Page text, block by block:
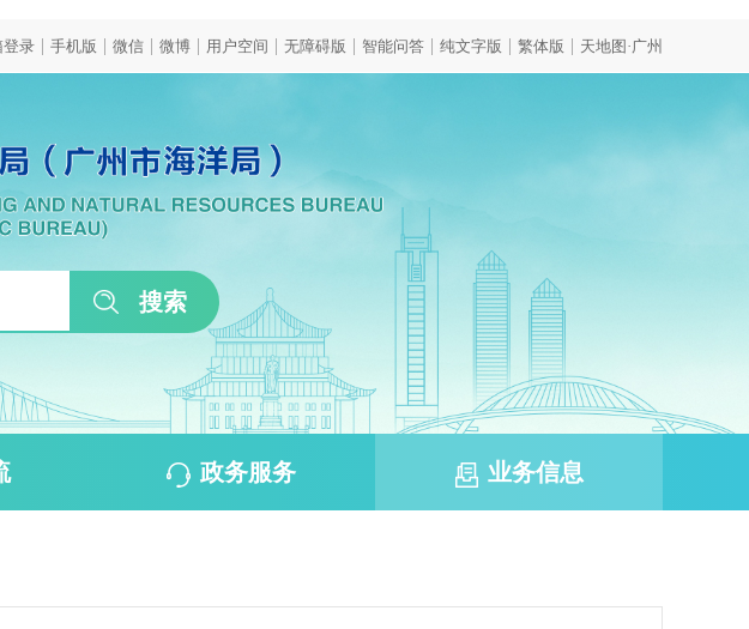
登录 | 手机版 | 微信 | 微博 | 用户空间 | 无障碍版 | 智能问答 | 纯文字版 | 繁体版 | 天地图·广州
政务服务 业务信息